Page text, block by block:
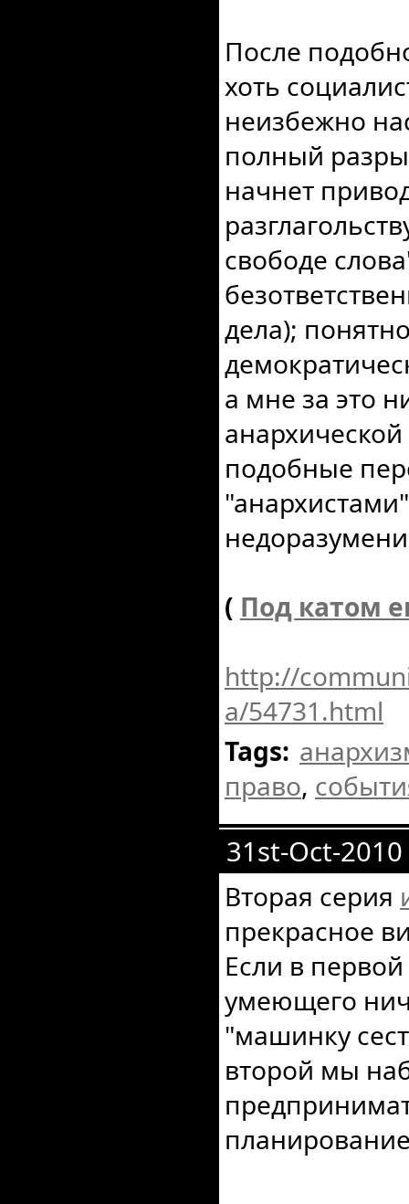
После
хоть
неизбежно
полный
начнет
свободе
дела);
а мне за это
подобные
( Под катом
http://
a/54731.html
Tags:
право,
31st-Oct-
Вторая серия
прекрасное
Если в
умеющего
"машинку
второй мы